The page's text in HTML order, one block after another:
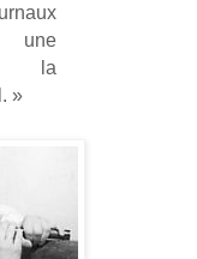
la
»